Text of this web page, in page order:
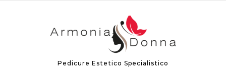
Pedicure Estetico Specialistico